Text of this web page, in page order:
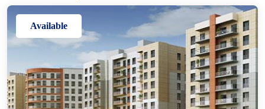
Available